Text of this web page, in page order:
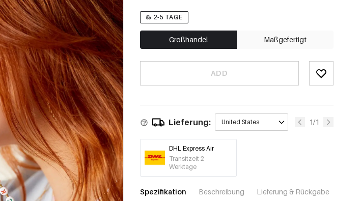
2-5 TAGE
Großhandel Maßgefertigt
ADD
Lieferung: United States 1/1
DHL Express Air
Transitzeit 2
Werktage
Spezifikation Beschreibung Lieferung & Rückgabe